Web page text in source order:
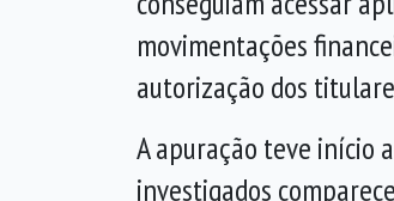
movimentações
autorização dos
A apuração teve início
investigados